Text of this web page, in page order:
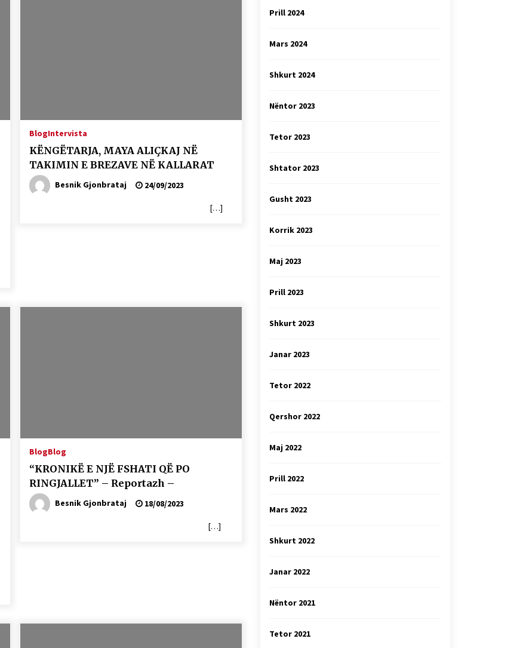
BlogIntervista
KËNGËTARJA, MAYA ALIÇKAJ NË
TAKIMIN E BREZAVE NË KALLARAT
Besnik Gjonbrataj 24/09/2023
[…]
BlogBlog
“KRONIKË E NJË FSHATI QË PO
RINGJALLET” – Reportazh –
Besnik Gjonbrataj 18/08/2023
[…]
Prill 2024
Mars 2024
Shkurt 2024
Nëntor 2023
Tetor 2023
Shtator 2023
Gusht 2023
Korrik 2023
Maj 2023
Prill 2023
Shkurt 2023
Janar 2023
Tetor 2022
Qershor 2022
Maj 2022
Prill 2022
Mars 2022
Shkurt 2022
Janar 2022
Nëntor 2021
Tetor 2021